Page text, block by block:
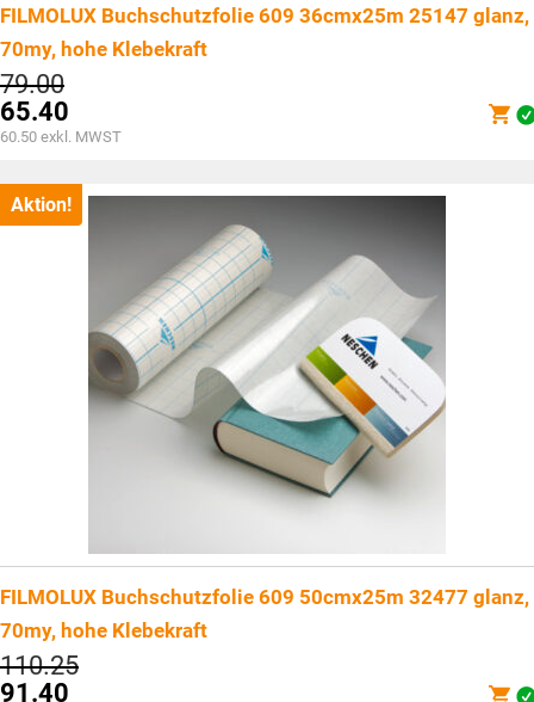
FILMOLUX Buchschutzfolie 609 36cmx25m 25147 glanz,
70my, hohe Klebekraft
79.00Ursprünglicher
Preis
war:
CHF79.00
65.40
Aktueller
ist:
CHF65.40.
60.50 exkl. MWST
Aktion!
FILMOLUX Buchschutzfolie 609 50cmx25m 32477 glanz,
70my, hohe Klebekraft
110.25Ursprünglicher
91.40